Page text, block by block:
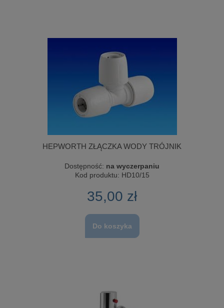
HEPWORTH ZŁĄCZKA WODY TRÓJNIK
Dostępność: na wyczerpaniu
Kod produktu: HD10/15
35,00 zł
Do koszyka